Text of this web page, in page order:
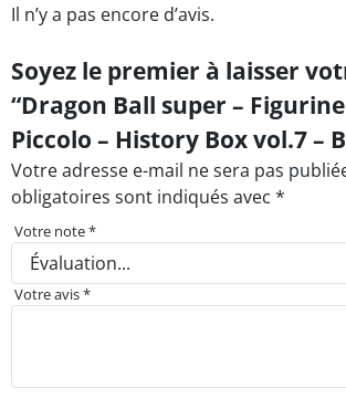
Il n’y a pas encore d’avis.
Soyez le premier à laisser
“Dragon Ball super – Figurine Orange
Piccolo – History Box vol.7 –
Votre adresse e-mail ne sera pas
obligatoires sont indiqués avec *
Votre note*
Votre avis*